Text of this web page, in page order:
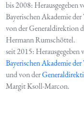
bis 2008: Herausgegeben
Bayerischen Akademie
von der Generaldirektion
Hermann Rumschöttel.
seit 2015: Herausgegeben
Bayerischen Akademie
und von der
Margit Ksoll-Marcon.